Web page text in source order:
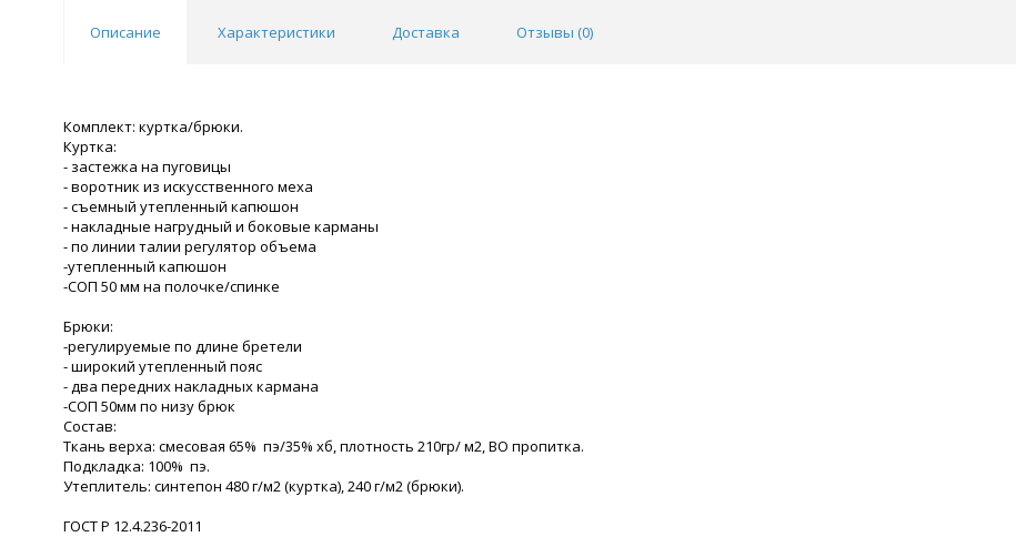
Описание Характеристики Доставка Отзывы (0)
Комплект: куртка/брюки.
Куртка:
- застежка на пуговицы
- воротник из искусственного меха
- съемный утепленный капюшон
- накладные нагрудный и боковые карманы
- по линии талии регулятор объема
-утепленный капюшон
-СОП 50 мм на полочке/спинке
Брюки:
-регулируемые по длине бретели
- широкий утепленный пояс
- два передних накладных кармана
-СОП 50мм по низу брюк
Состав:
Ткань верха: смесовая 65% пэ/35% хб, плотность 210гр/ м2, ВО пропитка.
Подкладка: 100% пэ.
Утеплитель: синтепон 480 г/м2 (куртка), 240 г/м2 (брюки).
ГОСТ Р 12.4.236-2011